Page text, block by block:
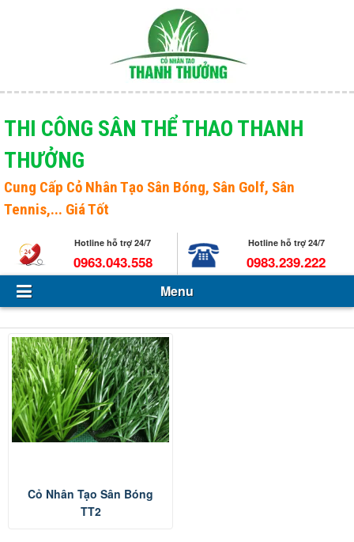
Menu
Giới thiệu
Sản phẩm
Tin Tức - Sự kiện
Tuyển dụng
Liên hệ
THI CÔNG SÂN THỂ THAO THANH
THƯỞNG
Cung Cấp Cỏ Nhân Tạo Sân Bóng, Sân Golf, Sân
Tennis,... Giá Tốt
Hotline hỗ trợ 24/7
0963.043.558
Hotline hỗ trợ 24/7
0983.239.222
Menu
Cỏ Nhân Tạo Sân Bóng
TT2